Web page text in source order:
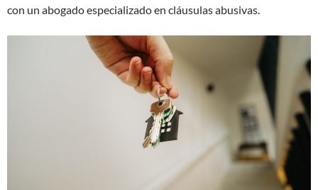
con un abogado especializado en cláusulas abusivas.